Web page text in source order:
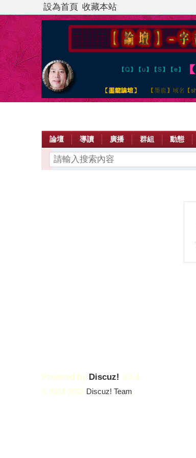
設為首頁 收藏本站
論壇 導讀 廣播 群組 動態
Powered by Discuz! X3.4
© 2001-2023 Discuz! Team.